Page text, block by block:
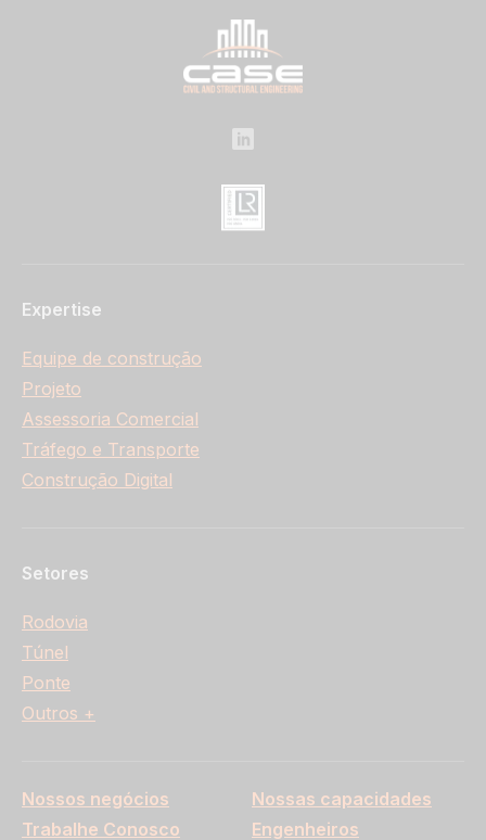
Expertise
Equipe de construção
Projeto
Assessoria Comercial
Tráfego e Transporte
Construção Digital
Setores
Rodovia
Túnel
Ponte
Outros +
Nossos negócios
Trabalhe Conosco
Nossas capacidades
Engenheiros